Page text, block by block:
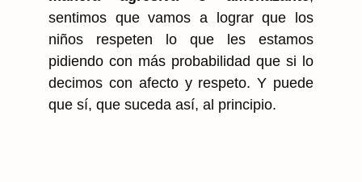
sentimos que vamos a lograr que los
niños respeten lo que les estamos
pidiendo con más probabilidad que si lo
decimos con afecto y respeto. Y puede
que sí, que suceda así, al principio.